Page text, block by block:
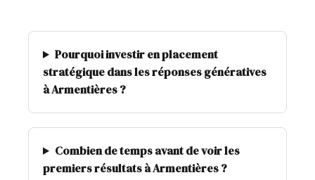
Pourquoi investir en placement
stratégique dans les réponses génératives
à Armentières ?
Combien de temps avant de voir les
premiers résultats à Armentières ?